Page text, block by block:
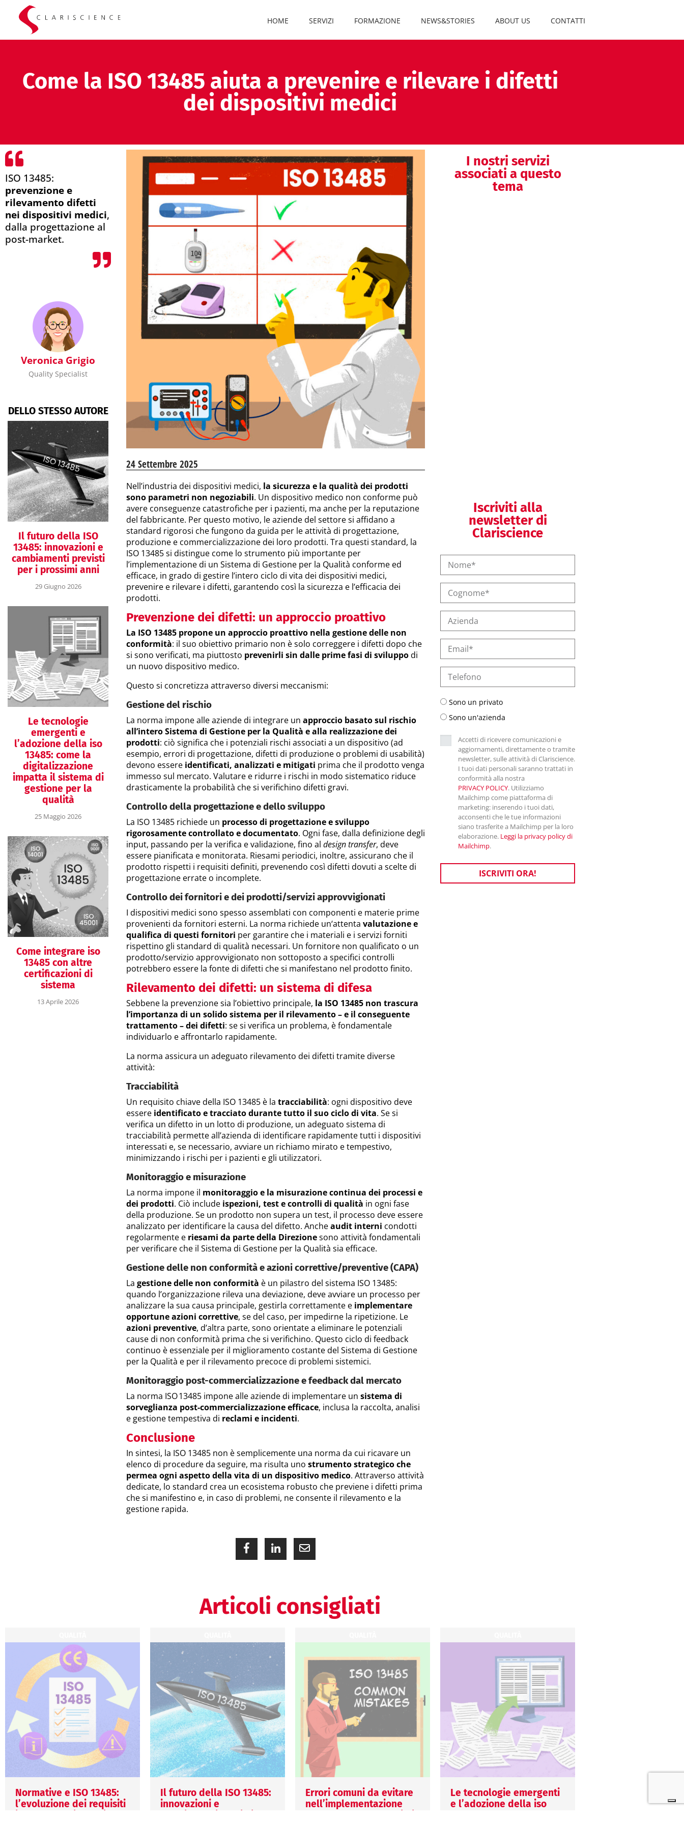
HOME SERVIZI FORMAZIONE NEWS&STORIES ABOUT US CONTATTI
Come la ISO 13485 aiuta a prevenire e rilevare i difetti
dei dispositivi medici
ISO 13485:
prevenzione e
rilevamento difetti
nei dispositivi medici,
dalla progettazione al
post-market.
Veronica Grigio
Quality Specialist
DELLO STESSO AUTORE
Il futuro della ISO
13485: innovazioni e
cambiamenti previsti
per i prossimi anni
29 Giugno 2026
Le tecnologie
emergenti e
l’adozione della iso
13485: come la
digitalizzazione
impatta il sistema di
gestione per la
qualità
25 Maggio 2026
Come integrare iso
13485 con altre
certificazioni di
sistema
13 Aprile 2026
24 Settembre 2025
Nell’industria dei dispositivi medici, la sicurezza e la qualità dei prodotti
sono parametri non negoziabili. Un dispositivo medico non conforme può
avere conseguenze catastrofiche per i pazienti, ma anche per la reputazione
del fabbricante. Per questo motivo, le aziende del settore si affidano a
standard rigorosi che fungono da guida per le attività di progettazione,
produzione e commercializzazione dei loro prodotti. Tra questi standard, la
ISO 13485 si distingue come lo strumento più importante per
l’implementazione di un Sistema di Gestione per la Qualità conforme ed
efficace, in grado di gestire l’intero ciclo di vita dei dispositivi medici,
prevenire e rilevare i difetti, garantendo così la sicurezza e l’efficacia dei
prodotti.
Prevenzione dei difetti: un approccio proattivo
La ISO 13485 propone un approccio proattivo nella gestione delle non
conformità: il suo obiettivo primario non è solo correggere i difetti dopo che
si sono verificati, ma piuttosto prevenirli sin dalle prime fasi di sviluppodi
un nuovo dispositivo medico.
Questo si concretizza attraverso diversi meccanismi:
Gestione del rischio
La norma impone alle aziende di integrare un approccio basato sul rischio
all’intero Sistema di Gestione per la Qualità e alla realizzazione dei
prodotti: ciò significa che i potenziali rischi associati a un dispositivo (ad
esempio, errori di progettazione, difetti di produzione o problemi di usabilità)
devono essere identificati, analizzati e mitigati prima che il prodotto venga
immesso sul mercato. Valutare e ridurre i rischi in modo sistematico riduce
drasticamente la probabilità che si verifichino difetti gravi.
Controllo della progettazione e dello sviluppo
La ISO 13485 richiede un processo di progettazione e sviluppo
rigorosamente controllato e documentato. Ogni fase, dalla definizione degli
input, passando per la verifica e validazione, fino al design transfer, deve
essere pianificata e monitorata. Riesami periodici, inoltre, assicurano che il
prodotto rispetti i requisiti definiti, prevenendo così difetti dovuti a scelte di
progettazione errate o incomplete.
Controllo dei fornitori e dei prodotti/servizi approvvigionati
I dispositivi medici sono spesso assemblati con componenti e materie prime
provenienti da fornitori esterni. La norma richiede un‘attenta valutazione e
qualifica di questi fornitori per garantire che i materiali e i servizi forniti
rispettino gli standard di qualità necessari. Un fornitore non qualificato o un
prodotto/servizio approvvigionato non sottoposto a specifici controlli
potrebbero essere la fonte di difetti che si manifestano nel prodotto finito.
Rilevamento dei difetti: un sistema di difesa
Sebbene la prevenzione sia l’obiettivo principale, la ISO 13485 non trascura
l’importanza di un solido sistema per il rilevamento – e il conseguente
trattamento – dei difetti: se si verifica un problema, è fondamentale
individuarlo e affrontarlo rapidamente.
La norma assicura un adeguato rilevamento dei difetti tramite diverse
attività:
Tracciabilità
Un requisito chiave della ISO 13485 è la tracciabilità: ogni dispositivo deve
essere identificato e tracciato durante tutto il suo ciclo di vita. Se si
verifica un difetto in un lotto di produzione, un adeguato sistema di
tracciabilità permette all’azienda di identificare rapidamente tutti i dispositivi
interessati e, se necessario, avviare un richiamo mirato e tempestivo,
minimizzando i rischi per i pazienti e gli utilizzatori.
Monitoraggio e misurazione
La norma impone il monitoraggio e la misurazione continua dei processi e
dei prodotti. Ciò include ispezioni, test e controlli di qualità in ogni fase
della produzione. Se un prodotto non supera un test, il processo deve essere
analizzato per identificare la causa del difetto. Ancheaudit interni condotti
regolarmente e riesami da parte della Direzionesono attività fondamentali
per verificare che il Sistema di Gestione per la Qualità sia efficace.
Gestione delle non conformità e azioni correttive/preventive (CAPA)
La gestione delle non conformità è un pilastro del sistema ISO 13485:
quando l’organizzazione rileva una deviazione, deve avviare un processo per
analizzare la sua causa principale, gestirla correttamente e implementare
opportune azioni correttive, se del caso, per impedirne la ripetizione. Le
azioni preventive, d’altra parte, sono orientate a eliminare le potenziali
cause di non conformità prima che si verifichino. Questo ciclo di feedback
continuo è essenziale per il miglioramento costante del Sistema di Gestione
per la Qualità e per il rilevamento precoce di problemi sistemici.
Monitoraggio post-commercializzazione e feedback dal mercato
La norma ISO 13485 impone alle aziende di implementare un sistema di
sorveglianza post-commercializzazione efficace, inclusa la raccolta, analisi
e gestione tempestiva di reclami e incidenti.
Conclusione
In sintesi, la ISO 13485 non è semplicemente una norma da cui ricavare un
elenco di procedure da seguire, ma risulta uno strumento strategico che
permea ogni aspetto della vita di un dispositivo medico. Attraverso attività
dedicate, lo standard crea un ecosistema robusto che previene i difetti prima
che si manifestino e, in caso di problemi, ne consente il rilevamento e la
gestione rapida.
I nostri servizi
associati a questo
tema
Iscriviti alla
newsletter di
Clariscience
Sono un privato
Sono un'azienda
Accetti di ricevere comunicazioni e
aggiornamenti, direttamente o tramite
newsletter, sulle attività di Clariscience.
I tuoi dati personali saranno trattati in
conformità alla nostra
PRIVACY POLICY. Utilizziamo
Mailchimp come piattaforma di
marketing: inserendo i tuoi dati,
acconsenti che le tue informazioni
siano trasferite a Mailchimp per la loro
elaborazione. Leggi la privacy policy di
Mailchimp.
ISCRIVITI ORA!
Articoli consigliati
Normative e ISO 13485:
l’evoluzione dei requisiti
Il futuro della ISO 13485:
innovazioni e
Errori comuni da evitare
nell’implementazione
Le tecnologie emergenti
e l’adozione della iso
l’evoluzione dei